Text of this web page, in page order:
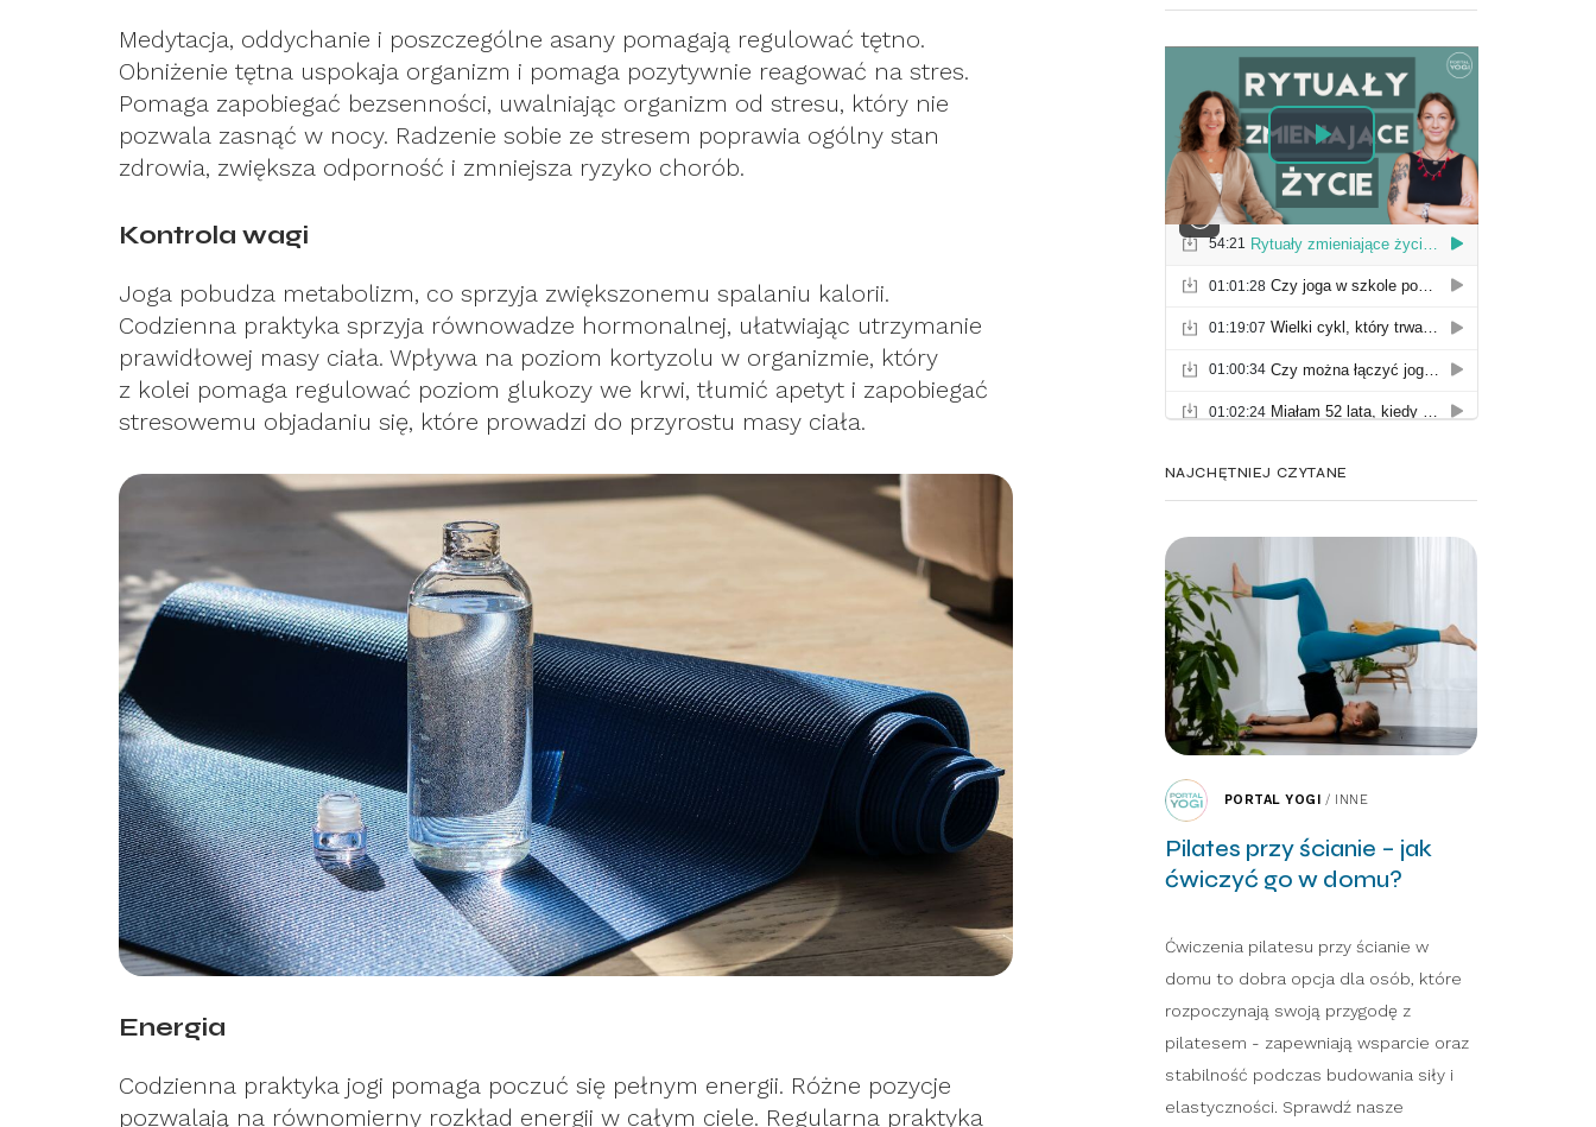
Medytacja, oddychanie i poszczególne asany pomagają regulować tętno.
Obniżenie tętna uspokaja organizm i pomaga pozytywnie reagować na stres.
Pomaga zapobiegać bezsenności, uwalniając organizm od stresu, który nie
pozwala zasnąć w nocy. Radzenie sobie ze stresem poprawia ogólny stan
zdrowia, zwiększa odporność i zmniejsza ryzyko chorób.
Kontrola wagi
Joga pobudza metabolizm, co sprzyja zwiększonemu spalaniu kalorii.
Codzienna praktyka sprzyja równowadze hormonalnej, ułatwiając utrzymanie
prawidłowej masy ciała. Wpływa na poziom kortyzolu w organizmie, który
z kolei pomaga regulować poziom glukozy we krwi, tłumić apetyt i zapobiegać
stresowemu objadaniu się, które prowadzi do przyrostu masy ciała.
Energia
Codzienna praktyka jogi pomaga poczuć się pełnym energii. Różne pozycje
pozwalają na równomierny rozkład energii w całym ciele. Regularna praktyka
NAJCHĘTNIEJ CZYTANE
PORTAL YOGI / INNE
Pilates przy ścianie – jak
ćwiczyć go w domu?
Ćwiczenia pilatesu przy ścianie w
domu to dobra opcja dla osób, które
rozpoczynają swoją przygodę z
pilatesem - zapewniają wsparcie oraz
stabilność podczas budowania siły i
elastyczności. Sprawdź nasze